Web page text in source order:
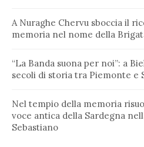
A Nuraghe Chervu sboccia il
memoria nel nome della
“La Banda suona per noi”: a
secoli di storia tra Piemonte e
Nel tempio della memoria
voce antica della Sardegna
Sebastiano